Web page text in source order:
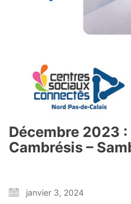
Décembre 2023 :
Cambrésis –
janvier 3, 2024